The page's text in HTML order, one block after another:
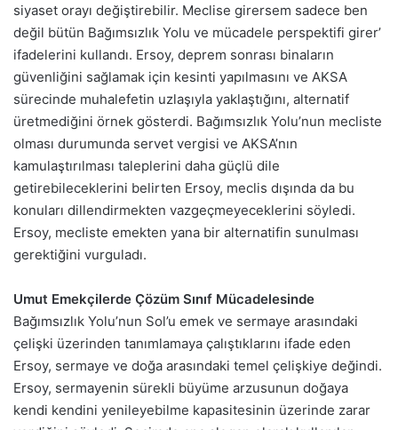
siyaset orayı değiştirebilir. Meclise girersem sadece ben
değil bütün Bağımsızlık Yolu ve mücadele perspektifi girer’
ifadelerini kullandı. Ersoy, deprem sonrası binaların
güvenliğini sağlamak için kesinti yapılmasını ve AKSA
sürecinde muhalefetin uzlaşıyla yaklaştığını, alternatif
üretmediğini örnek gösterdi. Bağımsızlık Yolu’nun mecliste
olması durumunda servet vergisi ve AKSA’nın
kamulaştırılması taleplerini daha güçlü dile
getirebileceklerini belirten Ersoy, meclis dışında da bu
konuları dillendirmekten vazgeçmeyeceklerini söyledi.
Ersoy, mecliste emekten yana bir alternatifin sunulması
gerektiğini vurguladı.
Umut Emekçilerde Çözüm Sınıf Mücadelesinde
Bağımsızlık Yolu’nun Sol’u emek ve sermaye arasındaki
çelişki üzerinden tanımlamaya çalıştıklarını ifade eden
Ersoy, sermaye ve doğa arasındaki temel çelişkiye değindi.
Ersoy, sermayenin sürekli büyüme arzusunun doğaya
kendi kendini yenileyebilme kapasitesinin üzerinde zarar